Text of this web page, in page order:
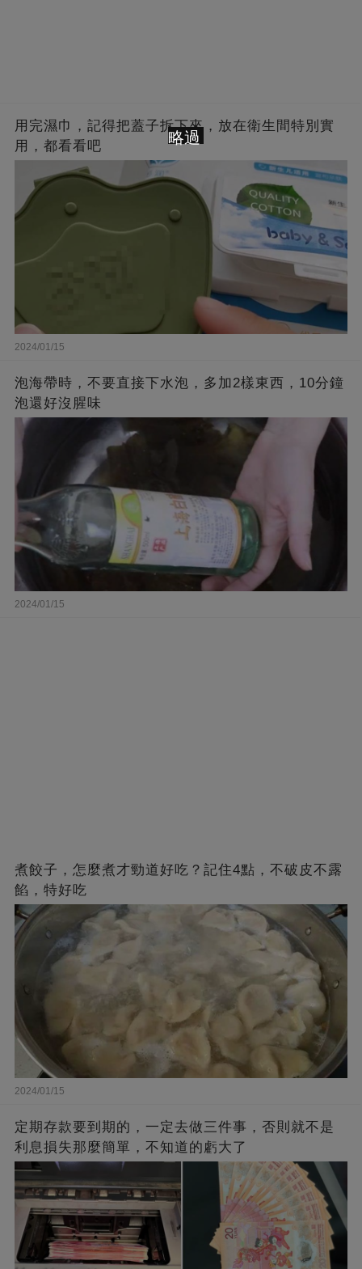
用完濕巾，記得把蓋子拆下來，放在衛生間特別實
用，都看看吧
2024/01/15
泡海帶時，不要直接下水泡，多加2樣東西，10分鐘
泡還好沒腥味
2024/01/15
煮餃子，怎麼煮才勁道好吃？記住4點，不破皮不露
餡，特好吃
2024/01/15
定期存款要到期的，一定去做三件事，否則就不是
利息損失那麼簡單，不知道的虧大了
略過